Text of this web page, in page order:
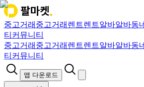
중고거래 중고거래 렌트렌트알바알바동
티 커뮤니티
중고거래 중고거래 렌트렌트알바알바동
티 커뮤니티
앱 다운로드